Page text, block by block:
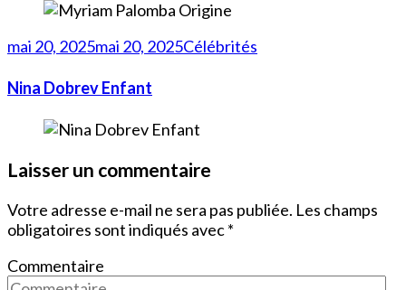
mai 20, 2025mai 20, 2025Célébrités
Nina Dobrev Enfant
Laisser un commentaire
Votre adresse e-mail ne sera pas publiée. Les champs
obligatoires sont indiqués avec*
Commentaire